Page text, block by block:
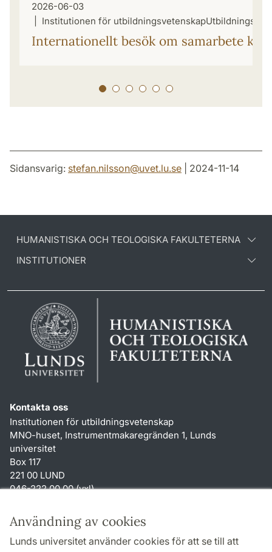
Användning av cookies
Lunds universitet använder cookies för att se till att
2026-06-03
Institutionen för utbildningsvetenskap
Internationellt besök om samarbete
Sidansvarig: stefan.nilsson@uvet.lu.se | 2024-11-14
HUMANISTISKA OCH TEOLOGISKA FAKULTETERNA
INSTITUTIONER
Kontakta oss
Institutionen för utbildningsvetenskap
MNO-huset, Instrumentmakaregränden 1, Lunds
universitet
Box 117
221 00 LUND
046-222 00 00 (vxl)